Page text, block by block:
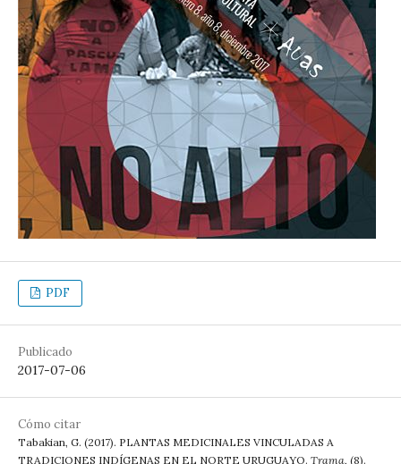
PDF
Publicado
2017-07-06
Cómo citar
Tabakian, G. (2017). PLANTAS MEDICINALES VINCULADAS A
TRADICIONES INDÍGENAS EN EL NORTE URUGUAYO. Trama, (8).